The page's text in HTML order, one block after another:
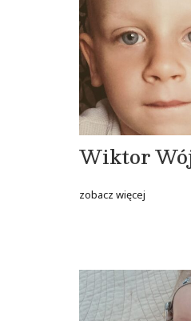
Wiktor
zobacz więcej